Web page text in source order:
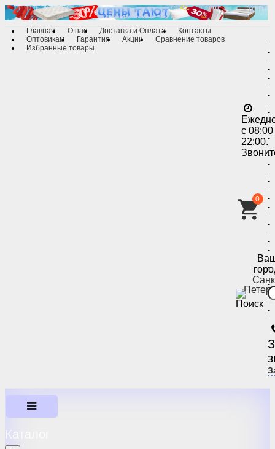
Главная О нас Доставка и Оплата
Контакты
Оптовикам
Гарантия Акции
Сравнение товаров
Избранные товары
с
22:00.
-
-
-
-
-
-
-
-
-
-
-
-
-
-
-
-
-
-
-
-
-
-
-
-
-
-
-
-
-
-
-
-
-
0
Каталог